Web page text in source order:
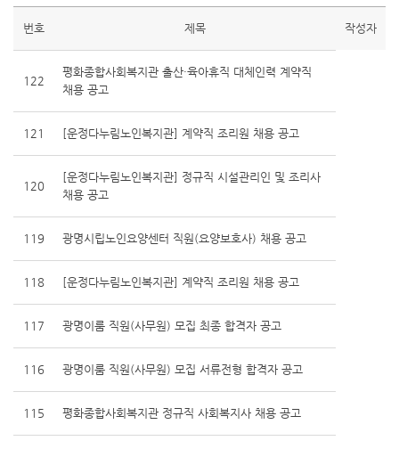
번호 제목 작성자
122
평화종합사회복지관 출산·육아휴직 대체인력 계약직
채용 공고
121 [운정다누림노인복지관] 계약직 조리원 채용 공고
120
[운정다누림노인복지관] 정규직 시설관리인 및 조리사
채용 공고
119 광명시립노인요양센터 직원(요양보호사) 채용 공고
118 [운정다누림노인복지관] 계약직 조리원 채용 공고
117 광명이룸 직원(사무원) 모집 최종 합격자 공고
116 광명이룸 직원(사무원) 모집 서류전형 합격자 공고
115 평화종합사회복지관 정규직 사회복지사 채용 공고